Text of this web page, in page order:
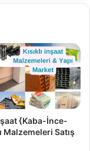
{Kaba-İnce-
Malzemeleri Satış